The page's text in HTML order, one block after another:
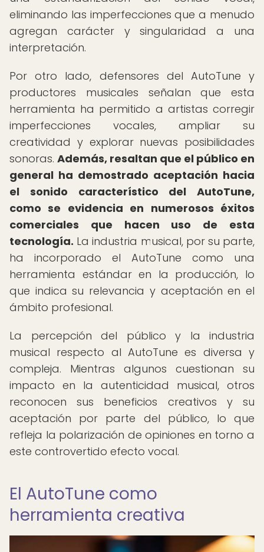
eliminando las imperfecciones que a menudo
agregan carácter y singularidad a una
interpretación.
Por otro lado, defensores del AutoTune y
productores musicales señalan que esta
herramienta ha permitido a artistas corregir
imperfecciones vocales, ampliar su
creatividad y explorar nuevas posibilidades
sonoras. Además, resaltan que el público en
general ha demostrado aceptación hacia
el sonido característico del AutoTune,
como se evidencia en numerosos éxitos
comerciales que hacen uso de esta
tecnología. La industria musical, por su parte,
ha incorporado el AutoTune como una
herramienta estándar en la producción, lo
que indica su relevancia y aceptación en el
ámbito profesional.
La percepción del público y la industria
musical respecto al AutoTune es diversa y
compleja. Mientras algunos cuestionan su
impacto en la autenticidad musical, otros
reconocen sus beneficios creativos y su
aceptación por parte del público, lo que
refleja la polarización de opiniones en torno a
este controvertido efecto vocal.
El AutoTune como
herramienta creativa